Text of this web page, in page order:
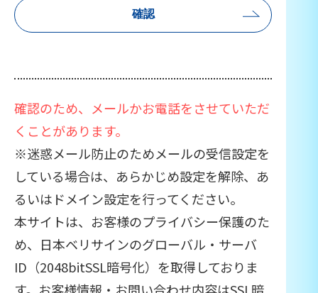
確認のため、メールかお電話をさせていただ
くことがあります。
※迷惑メール防止のためメールの受信設定を
している場合は、あらかじめ設定を解除、あ
るいはドメイン設定を行ってください。
本サイトは、お客様のプライバシー保護のた
め、日本ベリサインのグローバル・サーバ
ID（2048bitSSL暗号化）を取得しておりま